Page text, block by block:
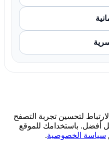
لتحسين تجربة التصفح
أفضل. باستخدامك للموقع
سياسة الخصوصية.